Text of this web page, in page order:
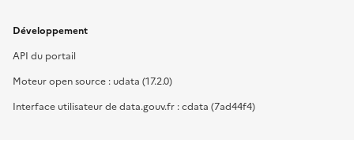
Développement
API du portail
Moteur open source : udata (17.2.0)
Interface utilisateur de data.gouv.fr : cdata (7ad44f4)